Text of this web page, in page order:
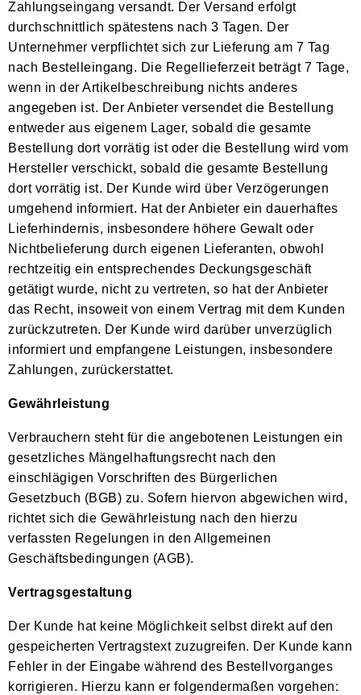
Zahlungseingang versandt. Der Versand erfolgt
durchschnittlich spätestens nach 3 Tagen. Der
Unternehmer verpflichtet sich zur Lieferung am 7 Tag
nach Bestelleingang. Die Regellieferzeit beträgt 7 Tage,
wenn in der Artikelbeschreibung nichts anderes
angegeben ist. Der Anbieter versendet die Bestellung
entweder aus eigenem Lager, sobald die gesamte
Bestellung dort vorrätig ist oder die Bestellung wird vom
Hersteller verschickt, sobald die gesamte Bestellung
dort vorrätig ist. Der Kunde wird über Verzögerungen
umgehend informiert. Hat der Anbieter ein dauerhaftes
Lieferhindernis, insbesondere höhere Gewalt oder
Nichtbelieferung durch eigenen Lieferanten, obwohl
rechtzeitig ein entsprechendes Deckungsgeschäft
getätigt wurde, nicht zu vertreten, so hat der Anbieter
das Recht, insoweit von einem Vertrag mit dem Kunden
zurückzutreten. Der Kunde wird darüber unverzüglich
informiert und empfangene Leistungen, insbesondere
Zahlungen, zurückerstattet.
Gewährleistung
Verbrauchern steht für die angebotenen Leistungen ein
gesetzliches Mängelhaftungsrecht nach den
einschlägigen Vorschriften des Bürgerlichen
Gesetzbuch (BGB) zu. Sofern hiervon abgewichen wird,
richtet sich die Gewährleistung nach den hierzu
verfassten Regelungen in den Allgemeinen
Geschäftsbedingungen (AGB).
Vertragsgestaltung
Der Kunde hat keine Möglichkeit selbst direkt auf den
gespeicherten Vertragstext zuzugreifen. Der Kunde kann
Fehler in der Eingabe während des Bestellvorganges
korrigieren. Hierzu kann er folgendermaßen vorgehen: